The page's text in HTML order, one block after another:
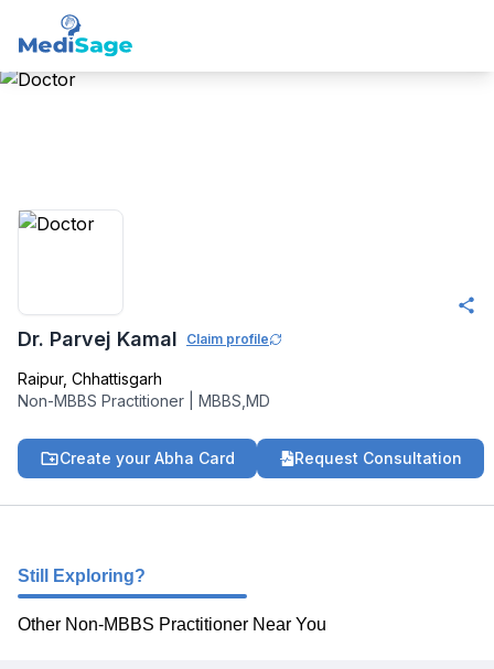
Dr. Parvej Kamal Claim profile
Raipur, Chhattisgarh
Non-MBBS Practitioner
MBBS,MD
Create your Abha Card Request Consultation
Still Exploring?
Other Non-MBBS Practitioner Near You